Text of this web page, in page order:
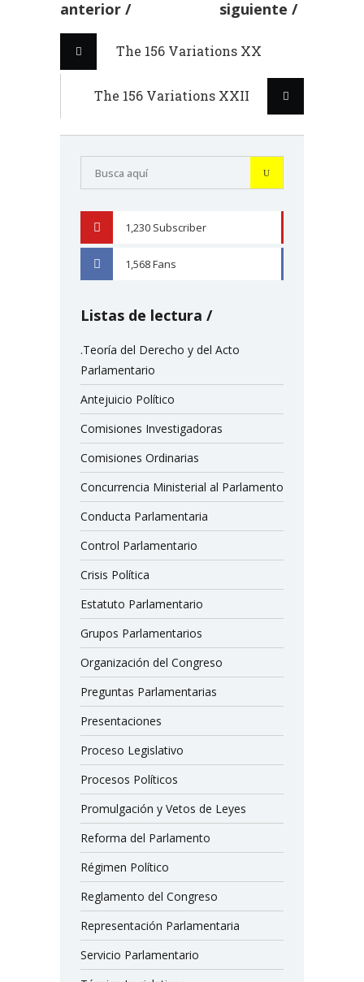
anterior siguiente
The 156 Variations XX
The 156 Variations XXII
1,230 Subscriber
1,568Fans
Listas de lectura
.Teoría del Derecho y del Acto
Parlamentario
Antejuicio Político
Comisiones Investigadoras
Comisiones Ordinarias
Concurrencia Ministerial al Parlamento
Conducta Parlamentaria
Control Parlamentario
Crisis Política
Estatuto Parlamentario
Grupos Parlamentarios
Organización del Congreso
Preguntas Parlamentarias
Presentaciones
Proceso Legislativo
Procesos Políticos
Promulgación y Vetos de Leyes
Reforma del Parlamento
Régimen Político
Reglamento del Congreso
Representación Parlamentaria
Servicio Parlamentario